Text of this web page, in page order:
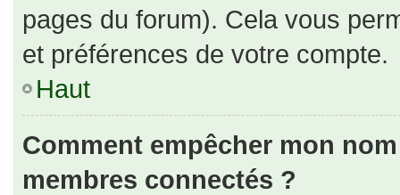
pages du forum). Cela vous
et préférences de votre compte.
Haut
Comment empêcher mon
membres connectés ?